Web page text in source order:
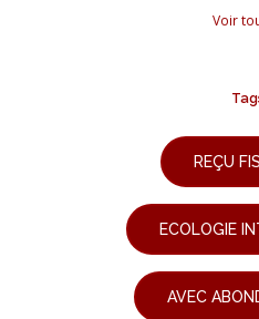
Voir
REÇU
ECOLOGIE
AVEC